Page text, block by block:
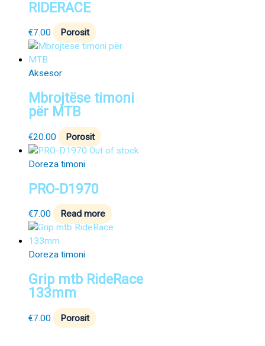
RIDERACE
€7.00 Porosit
Aksesor
Mbrojtëse timoni
për MTB
€20.00
Porosit
Out of stock
Doreza timoni
PRO-D1970
€7.00 Read more
Doreza timoni
Grip mtb RideRace
133mm
€7.00 Porosit